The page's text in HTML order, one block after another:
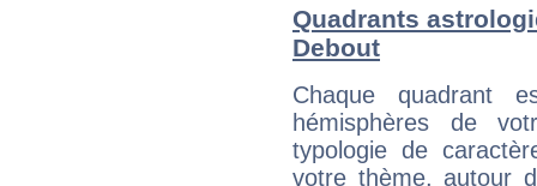
Quadrants
Debout
Chaque quadrant
hémisphères de
typologie de
votre thème, autour